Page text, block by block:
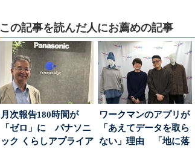
この記事を読んだ人にお薦めの記事
月次報告180時間が
「ゼロ」に パナソニ
ック くらしアプライア
ワークマンのアプリが
「あえてデータを取ら
ない」理由 「地に落